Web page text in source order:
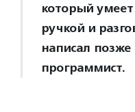
который
ручкой и
написал
программист.